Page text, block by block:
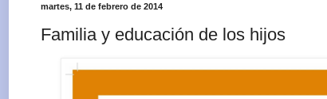
martes, 11 de febrero de 2014
Familia y educación de los hijos